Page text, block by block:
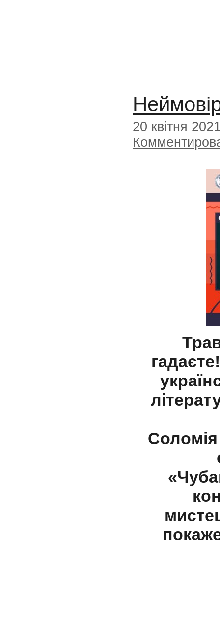
20 квітня
Соломія